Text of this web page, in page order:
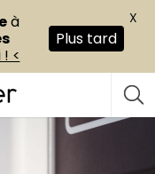
à
<
Plus tard
X